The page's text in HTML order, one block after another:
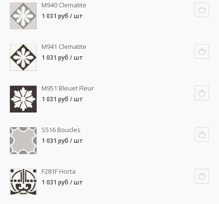
M940 Clematite
1 031 руб / шт
M941 Clematite
1 031 руб / шт
M951 Bleuet Fleur
1 031 руб / шт
S516 Boucles
1 031 руб / шт
F281F Horta
1 031 руб / шт